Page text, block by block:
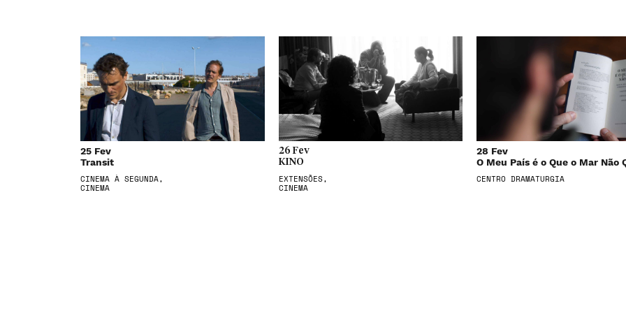
25 Fev
Transit
CINEMA À SEGUNDA,
CINEMA
26 Fev
KINO
EXTENSÕES,
CINEMA
28 Fev
O Meu País é o Que o Mar Não
CENTRO DRAMATURGIA